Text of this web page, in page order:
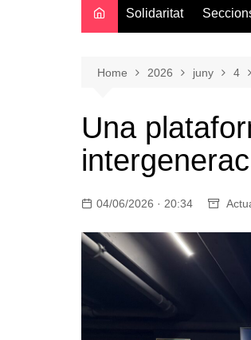
Solidaritat
Oci
Salut
Amor
Moda i
Home 2026 juny 4
Una
04/06/2026 · 20:34